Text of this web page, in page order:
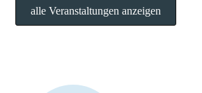
alle Veranstaltungen anzeigen